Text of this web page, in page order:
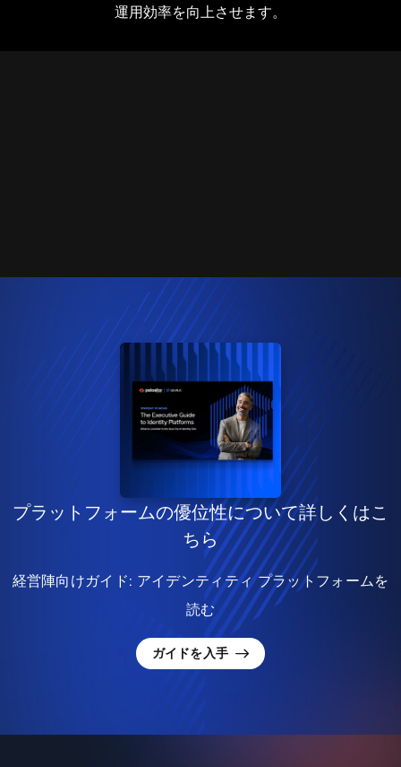
運用効率を向上させます。
プラットフォームの優位性について詳しくはこ
ちら
経営陣向けガイド: アイデンティティ プラットフォームを
読む
ガイドを入手